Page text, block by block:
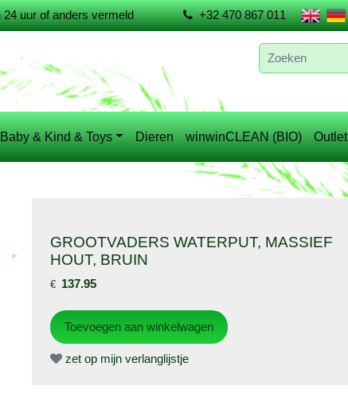
uur of anders vermeld +32 470 867 011
Baby & Kind & Toys Dieren winwinCLEAN (BIO) Outlet
GROOTVADERS WATERPUT, MASSIEF
HOUT, BRUIN
€ 137.95
zet op mijn verlanglijstje